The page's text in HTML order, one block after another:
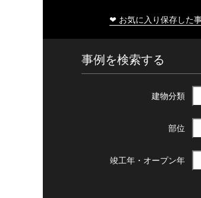
❤ お気に入り保存した
事例を検索する
建物分類
部位
竣工年・ オープン年